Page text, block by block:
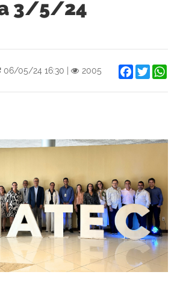
3/5/24
06/05/24 16:30 2005 Facebook
Twitter